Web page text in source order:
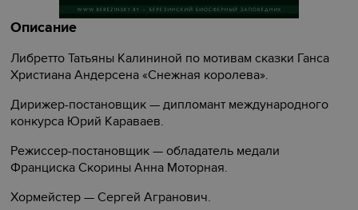
Описание
Либретто Татьяны Калининой по мотивам сказки Ганса
Христиана Андерсена «‎Снежная королева»‎.
Дирижер-постановщик — дипломант международного
конкурса Юрий Караваев.
Режиссер-постановщик — обладатель медали
Франциска Скорины Анна Моторная.
Хормейстер — Сергей Агранович.